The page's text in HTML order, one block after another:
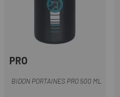
PRO
BIDON PORTAINES PRO 500 ML